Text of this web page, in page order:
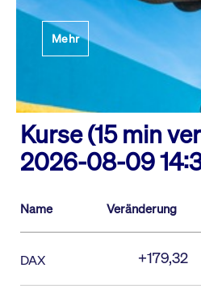
Mehr
Kurse (15 min
2026-08-09
Name Veränderung
DAX +179,32